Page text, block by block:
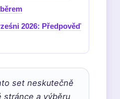
2026: Předpověď
set neskutečně
stránce a výběru